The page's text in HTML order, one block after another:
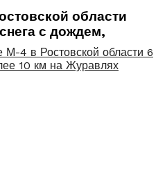
М-4 в Ростовской области 6
10 км на Журавлях
области
с дождем,